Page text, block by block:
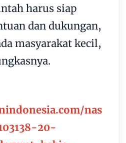
harus siap
dan dukungan,
masyarakat kecil,
nas
20-